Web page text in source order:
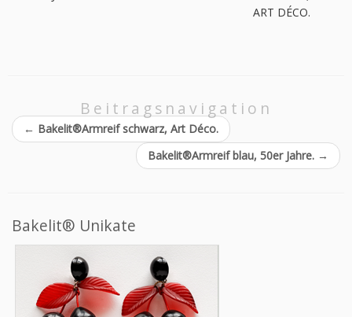
ART DÉCO.
Beitragsnavigation
← Bakelit®Armreif schwarz, Art Déco.
Bakelit®Armreif blau, 50er Jahre. →
Bakelit® Unikate